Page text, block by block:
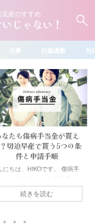
産のすすめ
じゃない！
仕事 妊娠週数 対
迫流産で里帰りの3つのメ
トと４つのデメリット
にちは、HIKOです。 切迫流
なると食事以外は身動きもと
切迫流産で安静が必要になる
事や子供の世話が出来ない事
でもちょっと待ってくださ
続きを読む